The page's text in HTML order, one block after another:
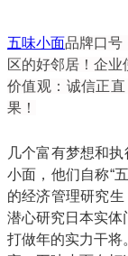
五味小面品牌口号
区的好邻居！ 企业
价值观：诚信正直
果！
几个富有梦想和
小面，他们自称“
的经济管理研究生
潜心研究日本实体
打做年的实力干将